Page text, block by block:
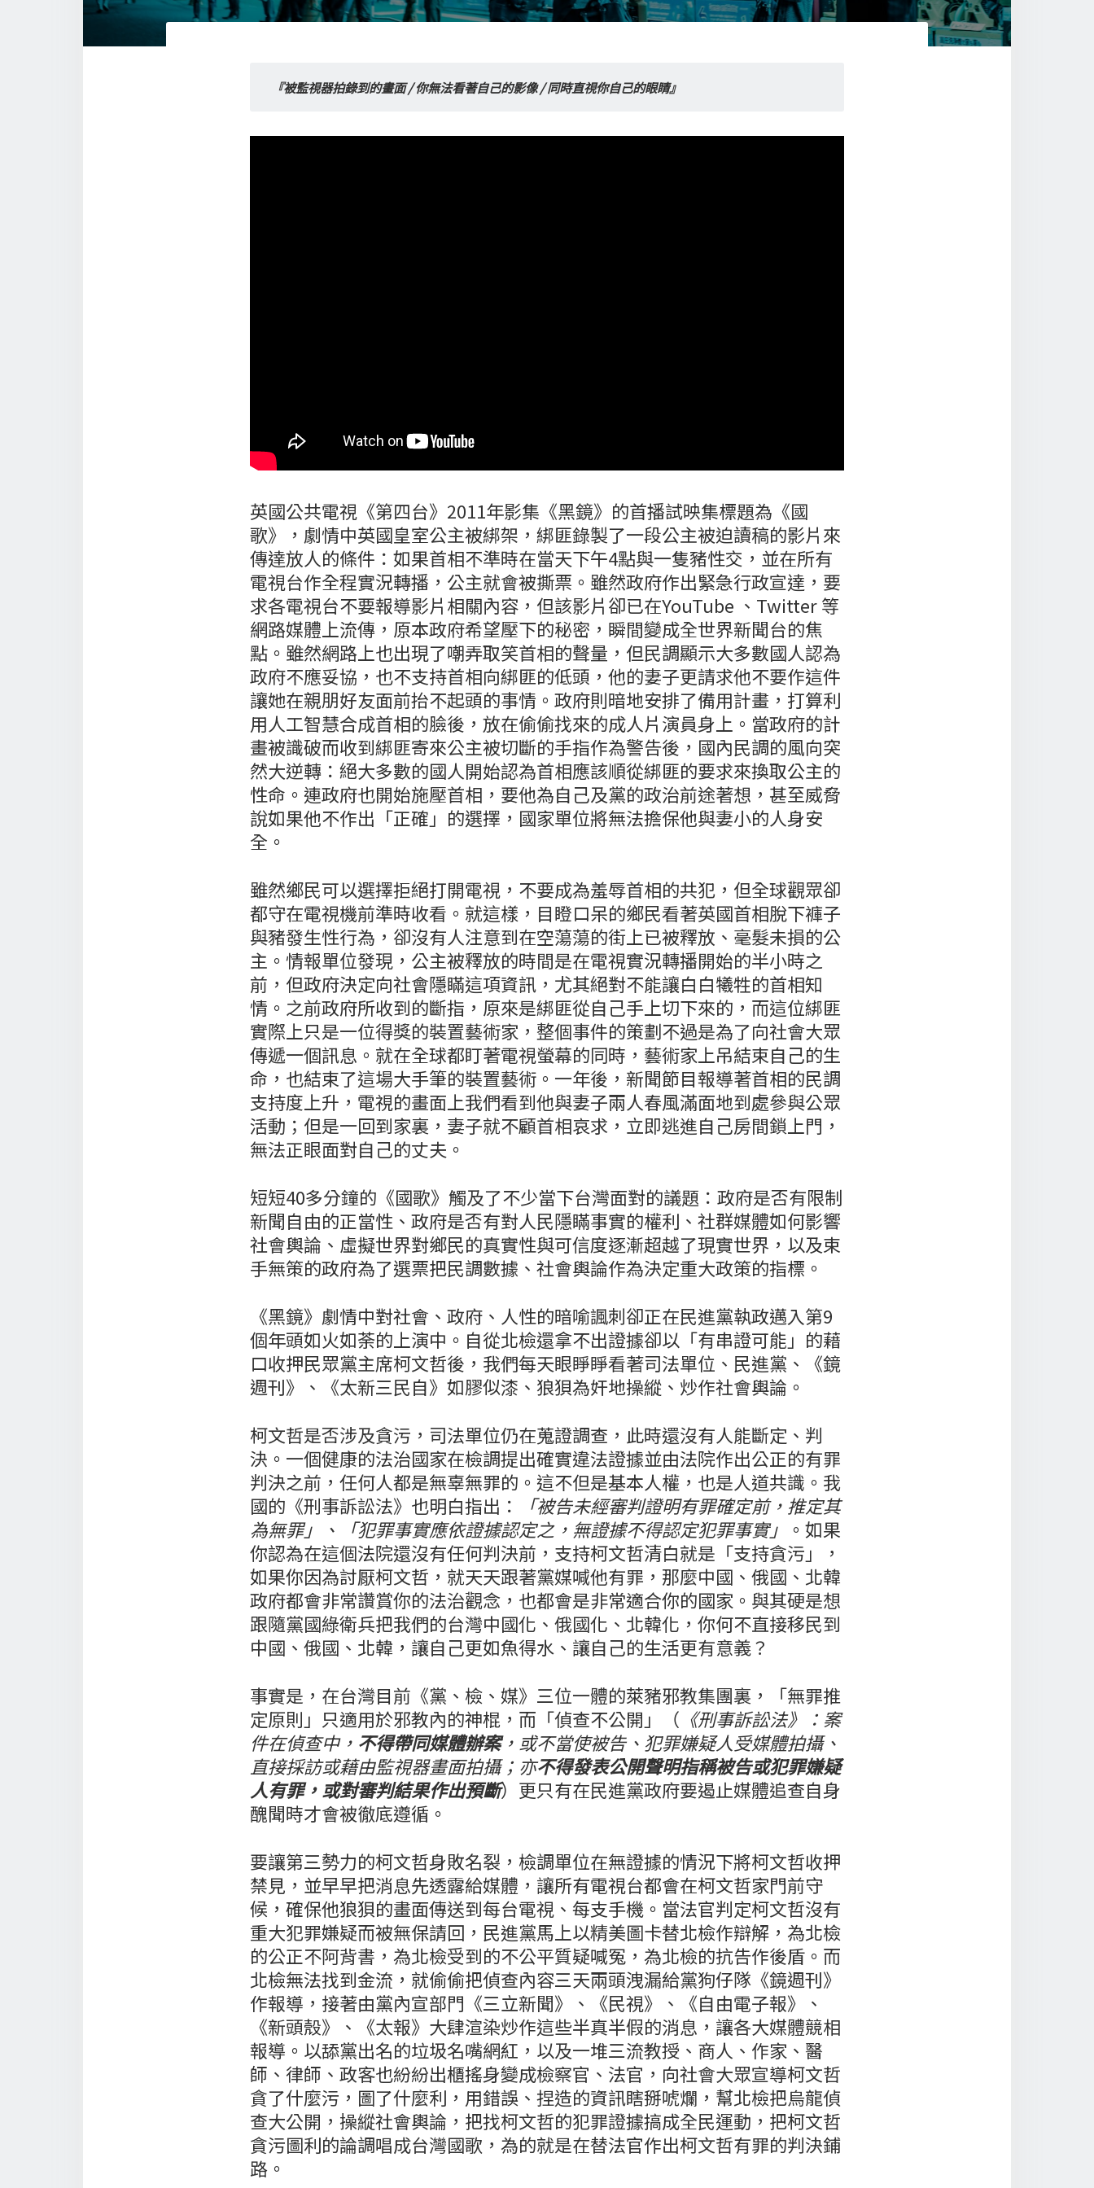
『被監視器拍錄到的畫面 / 你無法看著自己的影像 / 同時直視你自己的眼睛』
英國公共電視《第四台》2011年影集《黑鏡》的首播試映集標題為《國
歌》，劇情中英國皇室公主被綁架，綁匪錄製了一段公主被迫讀稿的影片來
傳達放人的條件：如果首相不準時在當天下午4點與一隻豬性交，並在所有
電視台作全程實況轉播，公主就會被撕票。雖然政府作出緊急行政宣達，要
求各電視台不要報導影片相關內容，但該影片卻已在YouTube 、Twitter 等
網路媒體上流傳，原本政府希望壓下的秘密，瞬間變成全世界新聞台的焦
點。雖然網路上也出現了嘲弄取笑首相的聲量，但民調顯示大多數國人認為
政府不應妥協，也不支持首相向綁匪的低頭，他的妻子更請求他不要作這件
讓她在親朋好友面前抬不起頭的事情。政府則暗地安排了備用計畫，打算利
用人工智慧合成首相的臉後，放在偷偷找來的成人片演員身上。當政府的計
畫被識破而收到綁匪寄來公主被切斷的手指作為警告後，國內民調的風向突
然大逆轉：絕大多數的國人開始認為首相應該順從綁匪的要求來換取公主的
性命。連政府也開始施壓首相，要他為自己及黨的政治前途著想，甚至威脅
說如果他不作出「正確」的選擇，國家單位將無法擔保他與妻小的人身安
全。
雖然鄉民可以選擇拒絕打開電視，不要成為羞辱首相的共犯，但全球觀眾卻
都守在電視機前準時收看。就這樣，目瞪口呆的鄉民看著英國首相脫下褲子
與豬發生性行為，卻沒有人注意到在空蕩蕩的街上已被釋放、毫髮未損的公
主。情報單位發現，公主被釋放的時間是在電視實況轉播開始的半小時之
前，但政府決定向社會隱瞞這項資訊，尤其絕對不能讓白白犧牲的首相知
情。之前政府所收到的斷指，原來是綁匪從自己手上切下來的，而這位綁匪
實際上只是一位得獎的裝置藝術家，整個事件的策劃不過是為了向社會大眾
傳遞一個訊息。就在全球都盯著電視螢幕的同時，藝術家上吊結束自己的生
命，也結束了這場大手筆的裝置藝術。一年後，新聞節目報導著首相的民調
支持度上升，電視的畫面上我們看到他與妻子兩人春風滿面地到處參與公眾
活動；但是一回到家裏，妻子就不顧首相哀求，立即逃進自己房間鎖上門，
無法正眼面對自己的丈夫。
短短40多分鐘的《國歌》觸及了不少當下台灣面對的議題：政府是否有限制
新聞自由的正當性、政府是否有對人民隱瞞事實的權利、社群媒體如何影響
社會輿論、虛擬世界對鄉民的真實性與可信度逐漸超越了現實世界，以及束
手無策的政府為了選票把民調數據、社會輿論作為決定重大政策的指標。
《黑鏡》劇情中對社會、政府、人性的暗喻諷刺卻正在民進黨執政邁入第9
個年頭如火如荼的上演中。自從北檢還拿不出證據卻以「有串證可能」的藉
口收押民眾黨主席柯文哲後，我們每天眼睜睜看著司法單位、民進黨、《鏡
週刊》、《太新三民自》如膠似漆、狼狽為奸地操縱、炒作社會輿論。
柯文哲是否涉及貪污，司法單位仍在蒐證調查，此時還沒有人能斷定、判
決。一個健康的法治國家在檢調提出確實違法證據並由法院作出公正的有罪
判決之前，任何人都是無辜無罪的。這不但是基本人權，也是人道共識。我
國的《刑事訴訟法》也明白指出：
「被告未經審判證明有罪確定前，推定其
為無罪」、「犯罪事實應依證據認定之，無證據不得認定犯罪事實」 。如果
你認為在這個法院還沒有任何判決前，支持柯文哲清白就是「支持貪污」，
如果你因為討厭柯文哲，就天天跟著黨媒喊他有罪，那麼中國、俄國、北韓
政府都會非常讚賞你的法治觀念，也都會是非常適合你的國家。與其硬是想
跟隨黨國綠衛兵把我們的台灣中國化、俄國化、北韓化，你何不直接移民到
中國、俄國、北韓，讓自己更如魚得水、讓自己的生活更有意義？
事實是，在台灣目前《黨、檢、媒》三位一體的萊豬邪教集團裏，「無罪推
定原則」只適用於邪教內的神棍，而「偵查不公開」（ 《刑事訴訟法》：案
件在偵查中， 不得帶同媒體辦案，或不當使被告、犯罪嫌疑人受媒體拍攝、
直接採訪或藉由監視器畫面拍攝；亦不得發表公開聲明指稱被告或犯罪嫌疑
人有罪，或對審判結果作出預斷）更只有在民進黨政府要遏止媒體追查自身
醜聞時才會被徹底遵循。
要讓第三勢力的柯文哲身敗名裂，檢調單位在無證據的情況下將柯文哲收押
禁見，並早早把消息先透露給媒體，讓所有電視台都會在柯文哲家門前守
候，確保他狼狽的畫面傳送到每台電視、每支手機。當法官判定柯文哲沒有
重大犯罪嫌疑而被無保請回，民進黨馬上以精美圖卡替北檢作辯解，為北檢
的公正不阿背書，為北檢受到的不公平質疑喊冤，為北檢的抗告作後盾。而
北檢無法找到金流，就偷偷把偵查內容三天兩頭洩漏給黨狗仔隊《鏡週刊》
作報導，接著由黨內宣部門《三立新聞》、《民視》、《自由電子報》、
《新頭殼》、《太報》大肆渲染炒作這些半真半假的消息，讓各大媒體競相
報導。以舔黨出名的垃圾名嘴網紅，以及一堆三流教授、商人、作家、醫
師、律師、政客也紛紛出櫃搖身變成檢察官、法官，向社會大眾宣導柯文哲
貪了什麼污，圖了什麼利，用錯誤、捏造的資訊瞎掰唬爛，幫北檢把烏龍偵
查大公開，操縱社會輿論，把找柯文哲的犯罪證據搞成全民運動，把柯文哲
貪污圖利的論調唱成台灣國歌，為的就是在替法官作出柯文哲有罪的判決鋪
路。